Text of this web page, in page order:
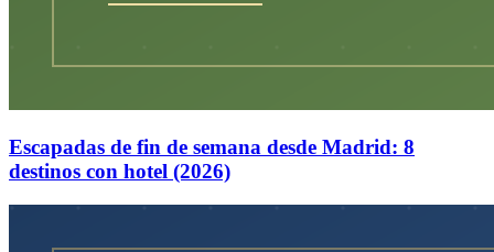
Escapadas de fin de semana desde Madrid: 8
destinos con hotel (2026)